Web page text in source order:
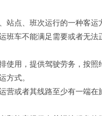
点、班次运行的一种客运
班车不能满足需要或者无法
用，提供驾驶劳务，按照
方式。
或者其线路至少有一端在